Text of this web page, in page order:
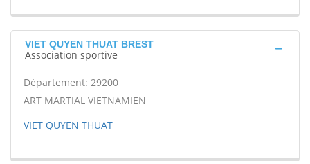
VIET QUYEN THUAT BREST
Association sportive
Département: 29200
ART MARTIAL VIETNAMIEN
VIET QUYEN THUAT